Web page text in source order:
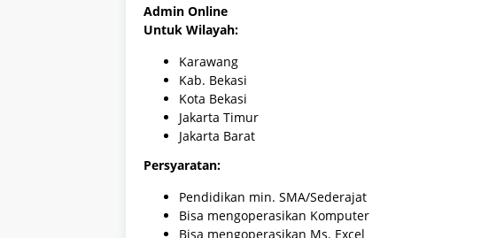
Admin Online
Untuk Wilayah:
Karawang
Kab. Bekasi
Kota Bekasi
Jakarta Timur
Jakarta Barat
Persyaratan:
Pendidikan min. SMA/Sederajat
Bisa mengoperasikan Komputer
Bisa mengoperasikan Ms. Excel